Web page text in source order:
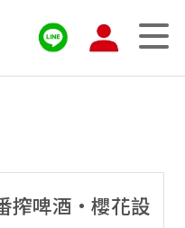
搾啤酒•櫻花設